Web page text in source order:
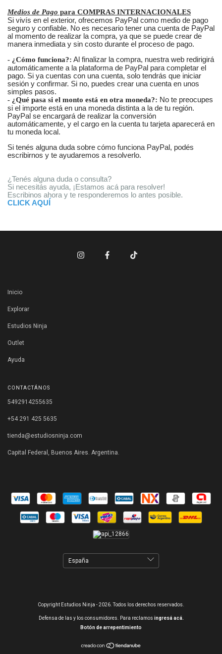
Medios de Pago para COMPRAS INTERNACIONALES
Si vivís en el exterior, ofrecemos PayPal como medio de pago
seguro y confiable. No es necesario tener una cuenta de PayPal
al momento de realizar la compra, ya que se puede crear de
manera inmediata y sin costo durante el proceso de pago.
- ¿Cómo funciona?: Al finalizar la compra, nuestra web redirigirá
automáticamente a la plataforma de PayPal para completar el
pago. Si ya cuentas con una cuenta, solo tendrás que iniciar
sesión y confirmar. Si no, puedes crear una cuenta en unos
simples pasos.
- ¿Qué pasa si el monto está en otra moneda?: No te preocupes
si el importe está en una moneda distinta a la de tu región.
PayPal se encargará de realizar la conversión
automáticamente, y el cargo en la cuenta tu tarjeta aparecerá en
tu moneda local.
Si tenés alguna duda sobre cómo funciona PayPal, podés
escribirnos y te ayudaremos a resolverlo.
¿Tenés alguna duda o consulta?
Si necesitás ayuda, ¡Estamos acá para resolver!
Escribinos ahora y te responderemos lo antes posible.
CLICK AQUÍ
Inicio
Explorar
Estudios Ninja
Outlet
Ayuda
CONTACTÁNOS
5492914255635
+54 291 425 5635
tienda@estudiosninja.com
Capital Federal, Buenos Aires. Argentina.
Copyright Estudios Ninja - 2026. Todos los derechos reservados.
Defensa de las y los consumidores. Para reclamos ingresá acá.
Botón de arrepentimiento